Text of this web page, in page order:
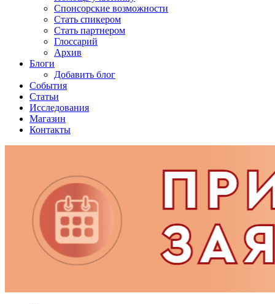
Спонсорские возможности
Стать спикером
Стать партнером
Глоссарий
Архив
Блоги
Добавить блог
События
Статьи
Исследования
Магазин
Контакты